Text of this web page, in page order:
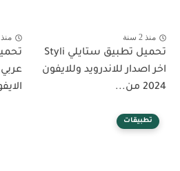
منذ 2 سنة
تحميل تطبيق ستايلي Styli
اخر اصدار للاندرويد وللايفون
2024 من...
منذ 2 سنة
عربي
تطبيقات